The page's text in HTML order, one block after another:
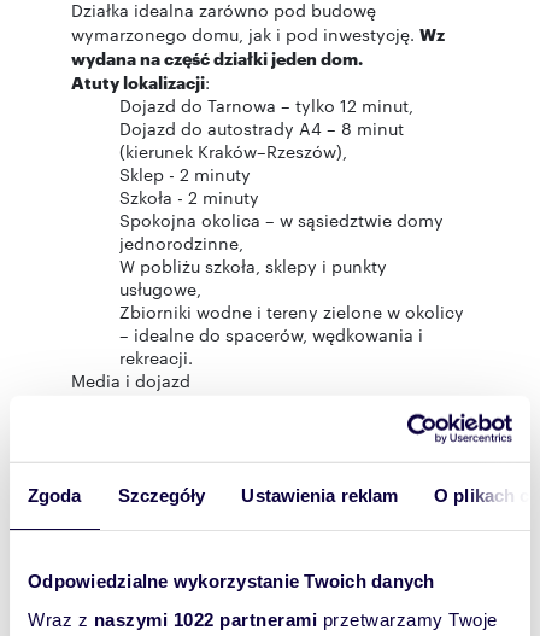
Zgoda Szczegóły Ustawienia reklam O plikach
Odpowiedzialne wykorzystanie Twoich danych
Wraz z naszymi 1022 partnerami przetwarzamy Twoje
Działka idealna zarówno pod budowę
wymarzonego domu, jak i pod inwestycję. Wz
wydana na część działki jeden dom.
Atuty lokalizacji:
Dojazd do Tarnowa – tylko 12 minut,
Dojazd do autostrady A4 – 8 minut
(kierunek Kraków–Rzeszów),
Sklep - 2 minuty
Szkoła - 2 minuty
Spokojna okolica – w sąsiedztwie domy
jednorodzinne,
W pobliżu szkoła, sklepy i punkty
usługowe,
Zbiorniki wodne i tereny zielone w okolicy
– idealne do spacerów, wędkowania i
rekreacji.
Media i dojazd
szybki dojazd do miasta i autostrady,
rozpoczęcie budowy.